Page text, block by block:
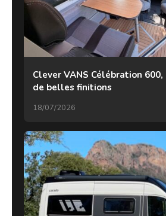
Clever VANS Célébration
de belles finitions
18/07/2026